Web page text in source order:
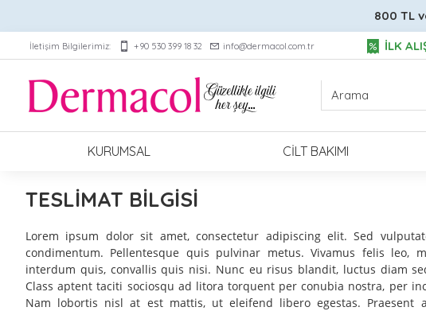
800 TL
İletişim Bilgilerimiz: +90 530 399 18 32 info@dermacol.com.tr İLK
KURUMSAL CILT BAKIMI
TESLIMAT BILGISI
Lorem ipsum dolor sit amet, consectetur adipiscing elit. Sed
condimentum. Pellentesque quis pulvinar metus. Vivamus felis leo,
interdum quis, convallis quis nisi. Nunc eu risus blandit, luctus diam
Class aptent taciti sociosqu ad litora torquent per conubia nostra, per
Nam lobortis nisl at est mattis, ut eleifend libero egestas. Praesent